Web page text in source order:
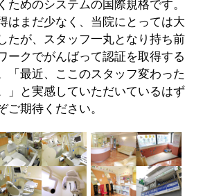
8469
祝日
10 メゾン・デ・ラ・メール20
・金曜］10：00～13：00 14：
水曜・土曜］10：00～13：
：30